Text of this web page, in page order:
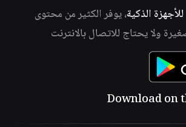
الذكية، يوفر الكثير من محتوى
ولا يحتاج للاتصال بالانترنت